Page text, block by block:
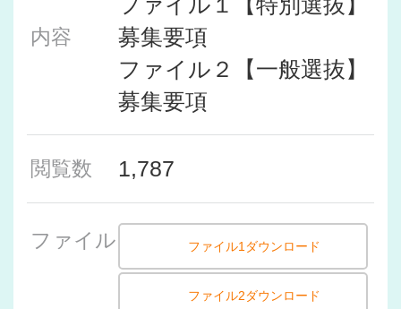
内容
募集要項
ファイル２【一般選抜】
募集要項
閲覧数 1,787
ファイル ファイル1ダウンロード
ファイル2ダウンロード